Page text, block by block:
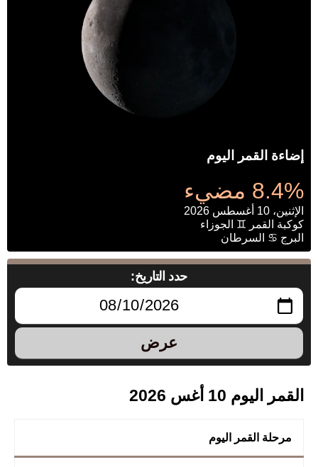
إضاءة القمر اليوم
8.4% مضيء
الإثنين، 10 أغسطس 2026
كوكبة القمر ♊ الجوزاء
البرج ♋ السرطان
حدد التاريخ:
عرض
القمر اليوم 10 أغس 2026
مرحلة القمر اليوم